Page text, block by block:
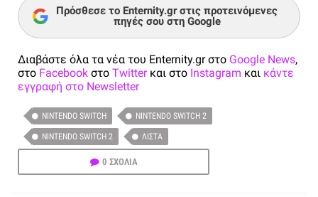
Πρόσθεσε το Enternity.gr στις προτεινόμενες
πηγές σου στη Google
Διαβάστε όλα τα νέα του Enternity.gr στο Google News,
στο Facebook στο Twitterκαι στο Instagram και κάντε
εγγραφή στο Newsletter
NINTENDO SWITCH NINTENDO SWITCH 2
NINTENDO SWITCH 2 ΛΊΣΤΑ
0 ΣΧΟΛΙΑ